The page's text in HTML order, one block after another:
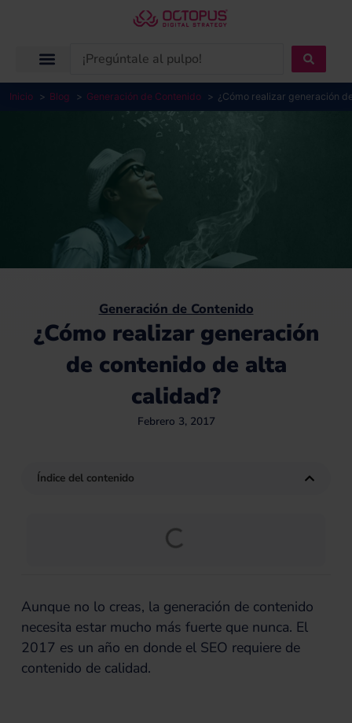
Search
Inicio Blog Generación de Contenido ¿Cómo realizar generación
Generación de Contenido
¿Cómo realizar generación
de contenido de alta
calidad?
Febrero 3, 2017
Índice del contenido
Aunque no lo creas, la generación de contenido
necesita estar mucho más fuerte que nunca. El
2017 es un año en donde el SEO requiere de
contenido de calidad.